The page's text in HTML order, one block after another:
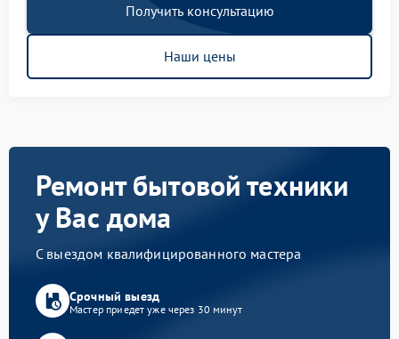
Получить консультацию
Наши цены
Ремонт бытовой техники
у Вас дома
С выездом квалифицированного мастера
Срочный выезд
Мастер приедет уже через 30 минут